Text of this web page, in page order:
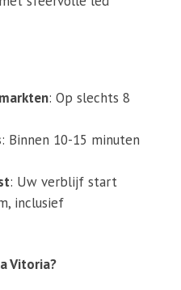
: Op slechts 8
: Binnen 10-15 minuten
: Uw verblijf start
inclusief
Vitoria?